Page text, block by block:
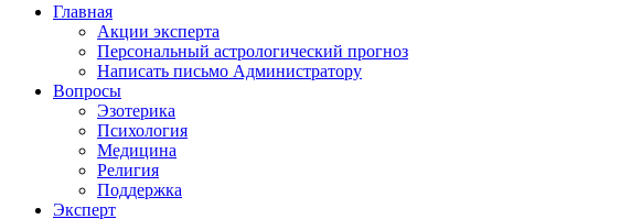
Главная
Акции эксперта
Персональный астрологический прогноз
Написать письмо Администратору
Вопросы
Эзотерика
Психология
Медицина
Религия
Поддержка
Эксперт